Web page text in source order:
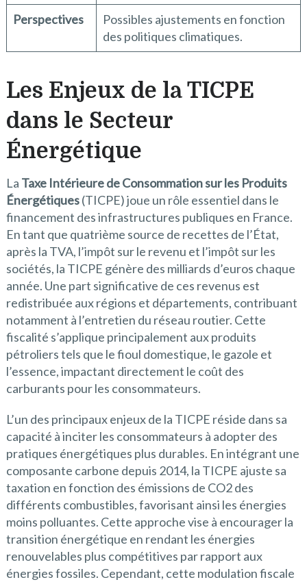
Perspectives
Possibles ajustements en fonction
des politiques climatiques.
Les Enjeux de la TICPE
dans le Secteur
Énergétique
La Taxe Intérieure de Consommation sur les Produits
Énergétiques(TICPE) joue un rôle essentiel dans le
financement des infrastructures publiques en France.
En tant que quatrième source de recettes de l’État,
après la TVA, l’impôt sur le revenu et l’impôt sur les
sociétés, la TICPE génère des milliards d’euros chaque
année. Une part significative de ces revenus est
redistribuée aux régions et départements, contribuant
notamment à l’entretien du réseau routier. Cette
fiscalité s’applique principalement aux produits
pétroliers tels que le fioul domestique, le gazole et
l’essence, impactant directement le coût des
carburants pour les consommateurs.
L’un des principaux enjeux de la TICPE réside dans sa
capacité à inciter les consommateurs à adopter des
pratiques énergétiques plus durables. En intégrant une
composante carbone depuis 2014, la TICPE ajuste sa
taxation en fonction des émissions de CO2 des
différents combustibles, favorisant ainsi les énergies
moins polluantes. Cette approche vise à encourager la
transition énergétique en rendant les énergies
renouvelables plus compétitives par rapport aux
énergies fossiles. Cependant, cette modulation fiscale